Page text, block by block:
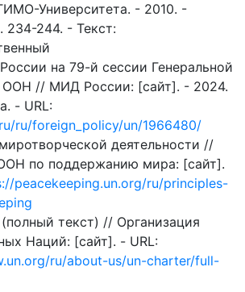
Университета. - 2010. -
244. - Текст:
на 79-й сессии Генеральной
ООН // МИД России: [сайт]. - 2024.
- URL:
ru/foreign_policy/un/1966480/
деятельности //
по поддержанию мира: [сайт].
peacekeeping.un.org/ru/principles-
текст) // Организация
Наций: [сайт]. - URL:
ru/about-us/un-charter/full-